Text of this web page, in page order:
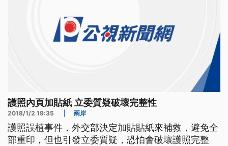
護照內頁加貼紙 立委質疑破壞完整性
2018/1/2 19:35 兩岸
護照誤植事件，外交部決定加貼貼紙來補救，避免全
部重印，但也引發立委質疑，恐怕會破壞護照完整